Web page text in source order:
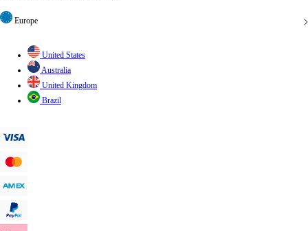
Europe
United States
Australia
United Kingdom
Brazil